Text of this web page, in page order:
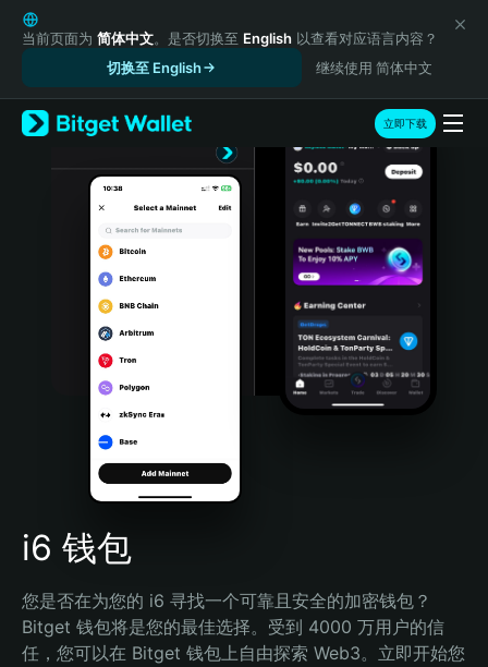
English
日本語
Русский
Español (Latinoamérica)
Türkçe
Português (Portugal)
Bahasa Indonesia
Português (Brasil)
Español (Argentina)
当前页面为 简体中文。是否切换至 English 以查看对应语言内容？
切换至 English
继续使用 简体中文
立即下载
i6 钱包
您是否在为您的 i6 寻找一个可靠且安全的加密钱包？
Bitget 钱包将是您的最佳选择。受到 4000 万用户的信
任，您可以在 Bitget 钱包上自由探索 Web3。立即开始您